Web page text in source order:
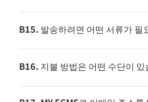
인해 주세요.위탁 제한 중량·사이즈
고객에게 연락 후, 캔슬 처리와 반송
WEB 출하 시스템에 입력 시, 발송처
이즈의 정보로부터 이용 요금을 산출
입력 정보와 당사 창고 착하 후의 계
요금 부족의 경우, 손님에게 연락 후
니다 때문에, 그 사이 발송 작업은 보
지연의 원인이 됩니다.
B15. 발송하려면 어떤 서류가 필
외부 상자에 "운송 라벨"을 붙여서
보이스는 당사 시스템에서 생성되므
하지 않습니다. 짐의 내용·지향지에
터 시트(SDS)등의 서류가 필요하게
니다. 그 경우는 당사로부터 고객에게
B16. 지불 방법은 어떤 수단이 있
ECMS 스탠다드 익스프레스의 경우